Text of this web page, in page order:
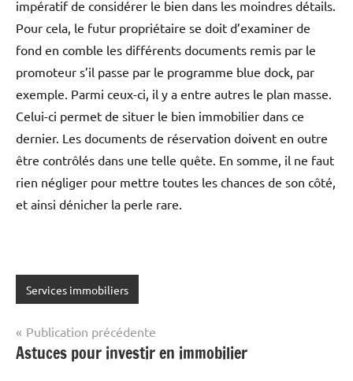
impératif de considérer le bien dans les moindres détails.
Pour cela, le futur propriétaire se doit d’examiner de
fond en comble les différents documents remis par le
promoteur s’il passe par le programme blue dock, par
exemple. Parmi ceux-ci, il y a entre autres le plan masse.
Celui-ci permet de situer le bien immobilier dans ce
dernier. Les documents de réservation doivent en outre
être contrôlés dans une telle quête. En somme, il ne faut
rien négliger pour mettre toutes les chances de son côté,
et ainsi dénicher la perle rare.
Services immobiliers
Navigation
de
Publication précédente
Astuces pour investir en immobilier